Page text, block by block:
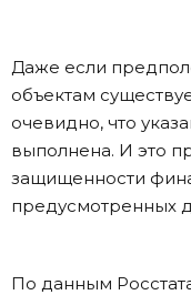
Даже если
объектам
очевидно, что
выполнена. И это
защищенности
предусмотренных
По данным